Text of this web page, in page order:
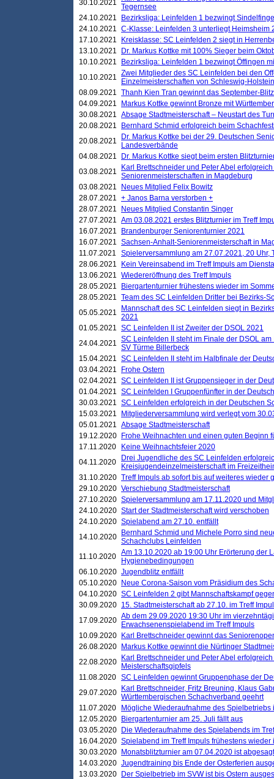
30.10.2021 Tegernsee
24.10.2021
Bezirksliga: Leinfelden 1 bezwingt
24.10.2021 C-Klasse: Leinfelden 3 unterliegt Heimsheim
17.10.2021
Kreisklasse: SC Leinfelden 2 siegt in
13.10.2021
Dr. Markus Kottke mit 100% Sieger beim
10.10.2021
Bezirksliga: Leinfelden 1 bezwingt Öffingen
10.10.2021 Zwei Mitglieder des SC Leinfelden bei den
Einzelmeisterschaften von Schleswig-
08.09.2021 Thanh Kien Tran gewinnt das September-
04.09.2021
Markus Kottke gewinnt Bronze mit
30.08.2021 Absage Stadtmeisterschaft – Neustart des
20.08.2021
Bernhard Schmid erfolgreich beim
20.08.2021
Dr. Markus Kottke bei der 29. Deutschen
Landesverbände
04.08.2021
Dr. Markus Kottke siegt beim ersten
03.08.2021
Karl Brettschneider und Peter Abel
Seniorenmeisterschaften in Magdeburg
03.08.2021
Neues Mitglied Felix Bowitz
28.07.2021 + Janos Barna verstorben +
28.07.2021
Neues Mitglied Constantin Singer
27.07.2021 Am 03.08.2021 erstes Blitzturnier im Treff
16.07.2021
Brandenburger Seniorenturnier 2021
16.07.2021 Sachsen-Anhalt-Seniorenmeisterschaft in
11.07.2021
Spielerversammlung am 27.07.2021, 20 Uhr,
28.06.2021
Kein Vereinsabend im Treff Impuls am
13.06.2021 Wiedereröffnung des Treff Impuls
28.05.2021
Biergartenturnier frühestens wieder im
28.05.2021 Team des SC Leinfelden Dritter bei Bezirks-
05.05.2021
Mannschaft des SC Leinfelden siegt in
2021
01.05.2021 SC Leinfelden II ist Zweiter der DSOL 2021
24.04.2021 SC Leinfelden II steht im Finale der DSOL
SV Türme Billerbeck
15.04.2021 SC Leinfelden II steht im Halbfinale der
03.04.2021
Frohe Ostern
02.04.2021 SC Leinfelden II ist Gruppensieger in der
01.04.2021 SC Leinfelden I Gruppenfünfter in der
30.03.2021 SC Leinfelden erfolgreich in der Deutschen
15.03.2021
Mitgliederversammlung wird verlegt vom
05.01.2021 Absage Stadtmeisterschaft
19.12.2020
Frohe Weihnachten und einen guten Beginn
17.11.2020
Keine Weihnachtsfeier 2020
04.11.2020
Drei Jugendliche des SC Leinfelden
Kreisjugendeinzelmeisterschaft im
31.10.2020 Treff Impuls ab sofort bis auf weiteres wieder
29.10.2020 Verschiebung Stadtmeisterschaft
27.10.2020 Spielerversammlung am 17.11.2020 und
24.10.2020 Start der Stadtmeisterschaft wird verschoben
24.10.2020 Spielabend am 27.10. entfällt
14.10.2020
Bernhard Schmid und Michele Porro sind
Schachclubs Leinfelden
11.10.2020 Am 13.10.2020 ab 19:00 Uhr Erörterung der
Hygienebedingungen
06.10.2020 Jugendblitz entfällt
05.10.2020
Neue Corona-Saison vom Präsidium des
04.10.2020 SC Leinfelden 2 gibt Mannschaftskampf
30.09.2020 15. Stadtmeisterschaft ab 27.10. im Treff
17.09.2020 Ab dem 29.09.2020 19:30 Uhr im
Erwachsenenspielabend im Treff Impuls
10.09.2020
Karl Brettschneider gewinnt das
26.08.2020
Markus Kottke gewinnt die Nürtinger
22.08.2020
Karl Brettschneider und Peter Abel
Meisterschaftsgipfels
11.08.2020 SC Leinfelden gewinnt Gruppenphase der
29.07.2020
Karl Brettschneider, Fritz Breuning, Klaus
Württembergischen Schachverband geehrt
11.07.2020
Mögliche Wiederaufnahme des Spielbetriebs
12.05.2020
Biergartenturnier am 25. Juli fällt aus
03.05.2020
Die Wiederaufnahme des Spielabends im
16.04.2020 Spielabend im Treff Impuls frühestens wieder
30.03.2020
Monatsblitzturnier am 07.04.2020 ist abgesagt
14.03.2020 Jugendtraining bis Ende der Osterferien
13.03.2020
Der Spielbetrieb im SVW ist bis Ostern